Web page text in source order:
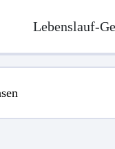
Lebenslauf-